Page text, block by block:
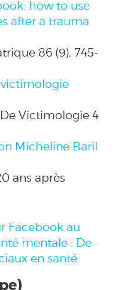
how to use
after a trauma
86 (9), 745-
victimologie
Victimologie 4
Micheline Baril
ans après
Facebook au
mentale : De
en santé